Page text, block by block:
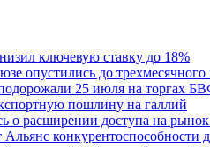
ключевую ставку до 18%
опустились до
25 июля на торгах
пошлину на галлий
о расширении доступа на
конкурентоспособности